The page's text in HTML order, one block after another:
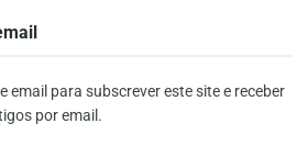
email para subscrever este site e receber
por email.